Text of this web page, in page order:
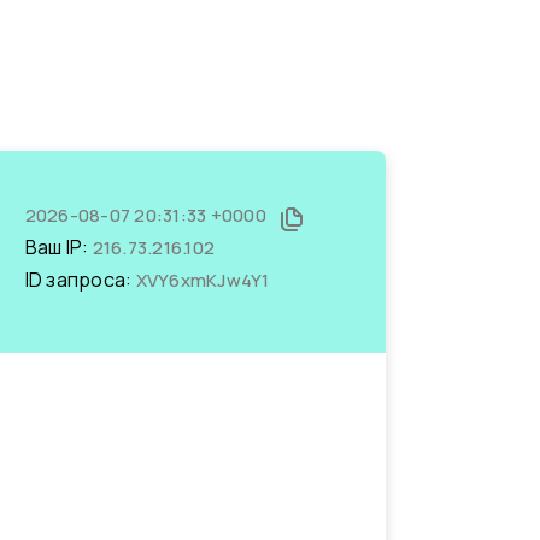
2026-08-07 20:31:33 +0000
Ваш IP: 216.73.216.102
ID запроса: XVY6xmKJw4Y1